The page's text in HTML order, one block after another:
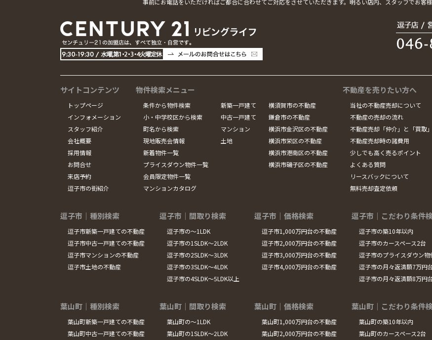
事前にお電話をいただければご都合に合わせてご対応をさせていただきます。明るい店内、スタッフでお客
サイトコンテンツ
トップページ
インフォメーション
スタッフ紹介
会社概要
採用情報
お問合せ
来店予約
逗子市の街紹介
物件検索メニュー
条件から物件検索
小・中学校区から検索
町名から検索
現地販売会情報
新着物件一覧
プライスダウン物件一覧
会員限定物件一覧
マンションカタログ
新築一戸建て
中古一戸建て
マンション
土地
横須賀市の不動産
鎌倉市の不動産
横浜市金沢区の不動産
横浜市栄区の不動産
横浜市港南区の不動産
横浜市磯子区の不動産
不動産を売りたい方へ
当社の不動産売却について
不動産の売却の流れ
不動産売却「仲介」と「買取
不動産売却時の諸費用
少しでも高く売るポイント
よくある質問
リースバックについて
無料売却査定依頼
逗子市｜種別検索
逗子市新築一戸建ての不動産
逗子市中古一戸建ての不動産
逗子市マンションの不動産
逗子市土地の不動産
逗子市｜間取り検索
逗子市の～1LDK
逗子市の1SLDK～2LDK
逗子市の2SLDK～3LDK
逗子市の3SLDK～4LDK
逗子市の4SLDK～5LDK以上
逗子市｜価格検索
逗子市1,000万円台の不動産
逗子市2,000万円台の不動産
逗子市3,000万円台の不動産
逗子市4,000万円台の不動産
逗子市｜こだわり条件
逗子市の築10年以内
逗子市のカースペース2台
逗子市のプライスダウン物
逗子市の月々返済額7万円
逗子市の月々返済額8万円
葉山町｜種別検索
葉山町新築一戸建ての不動産
葉山町中古一戸建ての不動産
葉山町｜間取り検索
葉山町の～1LDK
葉山町の1SLDK～2LDK
葉山町｜価格検索
葉山町1,000万円台の不動産
葉山町2,000万円台の不動産
葉山町｜こだわり条件
葉山町の築10年以内
葉山町のカースペース2台